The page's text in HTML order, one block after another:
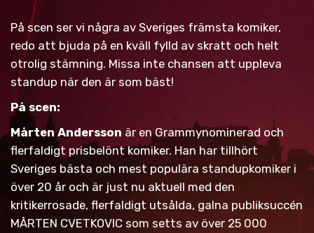
På scen ser vi några av Sveriges främsta komiker,
redo att bjuda på en kväll fylld av skratt och helt
otrolig stämning. Missa inte chansen att uppleva
standup när den är som bäst!
På scen:
Mårten Andersson är en Grammynominerad och
flerfaldigt prisbelönt komiker. Han har tillhört
Sveriges bästa och mest populära standupkomiker i
över 20 år och är just nu aktuell med den
kritikerrosade, flerfaldigt utsålda, galna publiksuccén
MÅRTEN CVETKOVIC som setts av över 25 000